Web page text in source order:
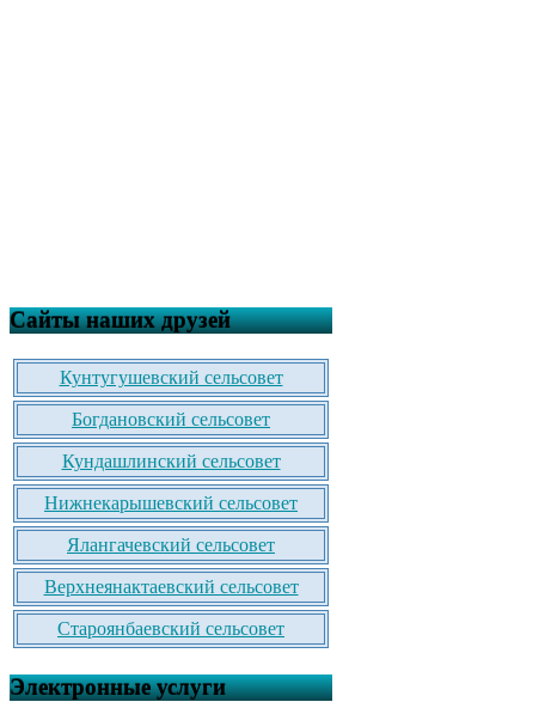
Сайты наших друзей
Кунтугушевский сельсовет
Богдановский сельсовет
Кундашлинский сельсовет
Нижнекарышевский сельсовет
Ялангачевский сельсовет
Верхнеянактаевский сельсовет
Староянбаевский сельсовет
Электронные услуги